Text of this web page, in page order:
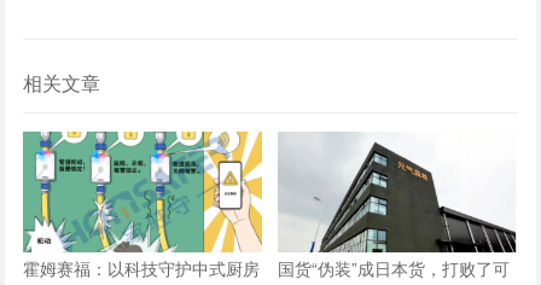
相关文章
霍姆赛福：以科技守护中式厨房
国货“伪装”成日本货，打败了可